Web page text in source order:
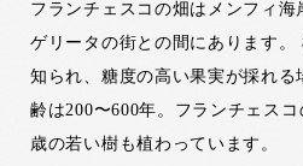
フランチェスコの畑はメンフィ
ゲリータの街との間にあります。
知られ、糖度の高い果実が採れ
齢は200〜600年。フランチェス
歳の若い樹も植わっています。